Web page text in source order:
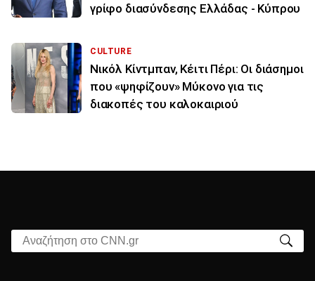
γρίφο διασύνδεσης Ελλάδας - Κύπρου
CULTURE
Νικόλ Κίντμπαν, Κέιτι Πέρι: Οι διάσημοι
που «ψηφίζουν» Μύκονο για τις
διακοπές του καλοκαιριού
Αναζήτηση στο CNN.gr